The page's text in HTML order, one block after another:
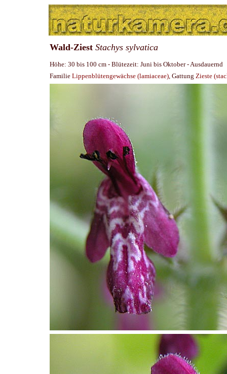
Wald-Ziest Stachys sylvatica
Höhe: 30 bis 100 cm - Blütezeit: Juni bis Oktober - Ausdauernd
Familie Lippenblütengewächse (lamiaceae), Gattung Zieste